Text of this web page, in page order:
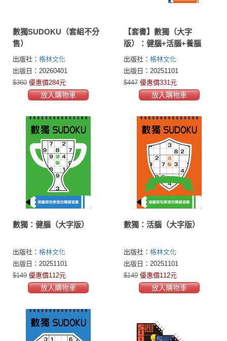
數獨SUDOKU（套組不分
售）
出版社： 格林文化
出版日：20260401
$360 優惠價284元
放入購物車
【套書】數獨（大字
版）：健腦+活腦+養腦
出版社： 格林文化
出版日：20251101
$447 優惠價331元
放入購物車
數獨：健腦（大字版）
出版社： 格林文化
出版日：20251101
$149 優惠價112元
放入購物車
數獨：活腦（大字版）
出版社： 格林文化
出版日：20251101
$149 優惠價112元
放入購物車